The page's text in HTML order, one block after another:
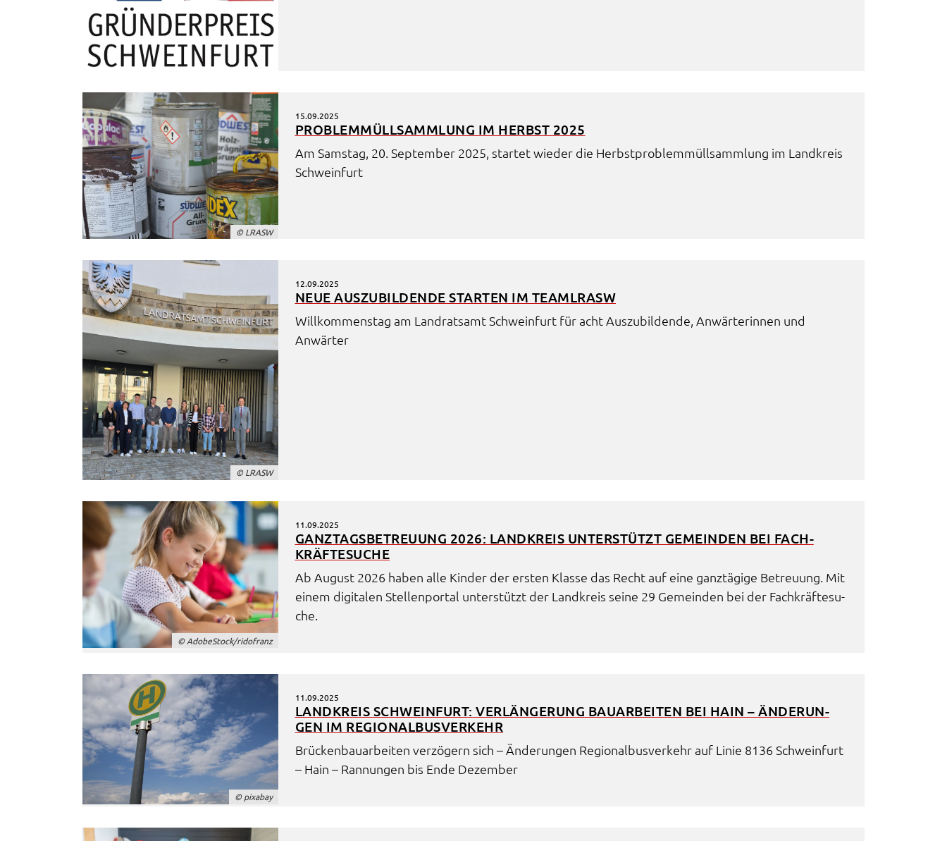
© LRASW
15.09.2025
PROBLEM­MÜLL­SAMM­LUNG IM HERBST 2025
Am Sams­tag, 20. Septem­ber 2025, star­tet wieder die Herbst­pro­blem­müll­samm­lung im Land­kreis
Schwein­furt
© LRASW
12.09.2025
NEUE AUSZU­BIL­DEN­DE STAR­TEN IM TEAML­RASW
Will­kom­mens­tag am Land­rats­amt Schwein­furt für acht Auszu­bil­den­de, Anwär­te­rin­nen und
Anwär­ter
© Adobe­Stock/rido­franz
11.09.2025
GANZ­TAGS­BE­TREU­UNG 2026: LAND­KREIS UNTER­STÜTZT GEMEIN­DEN BEI FACH­
KRÄF­TE­SU­CHE
Ab August 2026 haben alle Kinder der ersten Klas­se das Recht auf eine ganz­tä­gi­ge Betreu­ung. Mit
einem digi­ta­len Stel­len­por­tal unter­stützt der Land­kreis seine 29 Gemein­den bei der Fach­kräf­te­su­
che.
© pixa­bay
11.09.2025
LAND­KREIS SCHWEIN­FURT: VERLÄN­GE­RUNG BAUAR­BEI­TEN BEI HAIN – ÄNDE­RUN­
GEN IM REGIO­NAL­BUS­VER­KEHR
Brücken­bau­ar­bei­ten verzö­gern sich – Ände­run­gen Regio­nal­bus­ver­kehr auf Linie 8136 Schwein­furt
– Hain – Rannun­gen bis Ende Dezem­ber
Anbieter:
Landesamt für Digitalisierung, Breitband
und Vermessung
Anzeige Online Kartendienst
WEBANALYSE
Unser Webanalyse-Tool Matomo verwendet Cookies. Mit
diesen Cookies können wir die Nutzung unserer Webseite
analysieren und beispielsweise ermitteln, wie häufig und in
welcher Reihenfolge unsere Seiten besucht werden. Sie
bleiben dabei als Nutzer anonym.
_pk_id
Anbieter: Landratsamt Schweinfurt
Erzeugt statistische Daten darüber, wie
der Besucher die Website nutzt.
Cookie Laufzeit: 2 Stunden
_pk_ses
_pk_ses
Anbieter: Landratsamt Schweinfurt
Daten des Besuchs zu speichern.
Cookie Laufzeit: Session